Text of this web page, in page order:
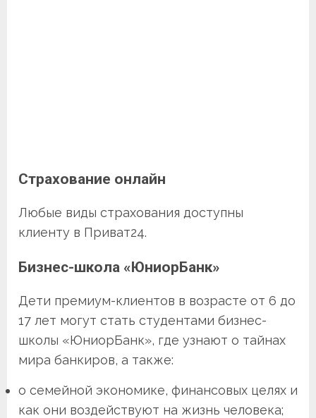
Страхование онлайн
Любые виды страхования доступны
клиенту в Приват24.
Бизнес-школа «ЮниорБанк»
Дети премиум-клиентов в возрасте от 6 до
17 лет могут стать студентами бизнес-
школы «ЮниорБанк», где узнают о тайнах
мира банкиров, а также:
о семейной экономике, финансовых целях и
как они воздействуют на жизнь человека;